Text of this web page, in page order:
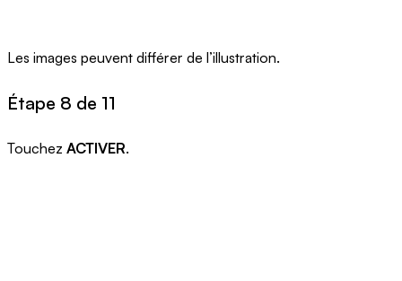
Les images peuvent différer de l’illustration.
Étape 8 de 11
Touchez ACTIVER.